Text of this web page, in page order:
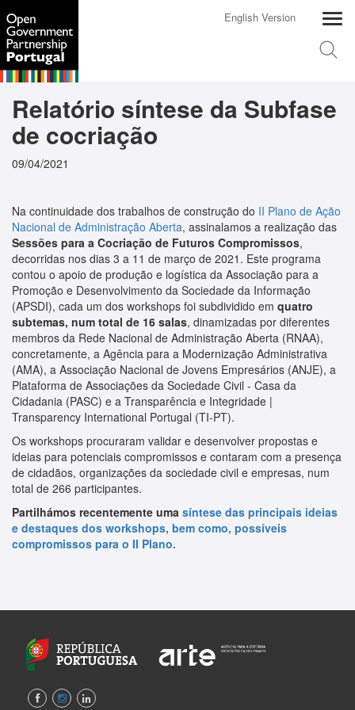
English Version
Relatório síntese da Subfase
de cocriação
09/04/2021
Na continuidade dos trabalhos de construção do II Plano de Ação
Nacional de Administração Aberta, assinalamos a realização das
Sessões para a Cocriação de Futuros Compromissos,
decorridas nos dias 3 a 11 de março de 2021. Este programa
contou o apoio de produção e logística da Associação para a
Promoção e Desenvolvimento da Sociedade da Informação
(APSDI), cada um dos workshops foi subdividido em quatro
subtemas, num total de 16 salas, dinamizadas por diferentes
membros da Rede Nacional de Administração Aberta (RNAA),
concretamente, a Agência para a Modernização Administrativa
(AMA), a Associação Nacional de Jovens Empresários (ANJE), a
Plataforma de Associações da Sociedade Civil - Casa da
Cidadania (PASC) e a Transparência e Integridade |
Transparency International Portugal (TI-PT).
Os workshops procuraram validar e desenvolver propostas e
ideias para potenciais compromissos e contaram com a presença
de cidadãos, organizações da sociedade civil e empresas, num
total de 266 participantes.
Partilhámos recentemente uma síntese das principais ideias
e destaques dos workshops, bem como, possíveis
compromissos para o II Plano.